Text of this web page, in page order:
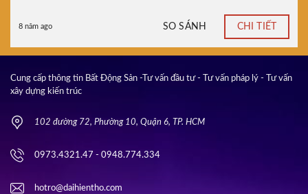
8 năm ago SO SÁNH CHI TIẾT
Cung cấp thông tin Bất Động Sản -Tư vấn đầu tư - Tư vấn pháp lý - Tư vấn
xây dựng kiến trúc
102 đường 72, Phường 10, Quận 6, TP. HCM
0973.4321.47 - 0948.774.334
hotro@daihientho.com